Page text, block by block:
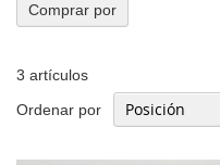
3 artículos
Ordenar por
Comprar por